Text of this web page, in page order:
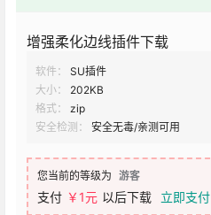
增强柔化边线插件下载
软件：
SU插件
大小：
202KB
格式：
zip
安全检测：
安全无毒/亲测可用
您当前的等级为 游客
支付 ￥1元 以后下载 立即支付